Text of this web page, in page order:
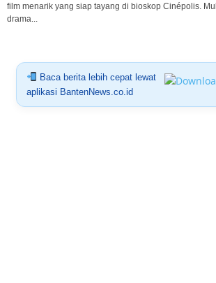
film menarik yang siap tayang di bioskop Cinépolis.
drama...
Baca berita lebih cepat lewat
aplikasi BantenNews.co.id